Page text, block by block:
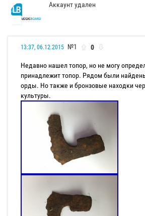
Аккаунт удален
13:37, 06.12.2015 №1 0
Недавно нашел топор, но не могу
принадлежит топор. Рядом были
орды. Но также и бронзовые находки
культуры.